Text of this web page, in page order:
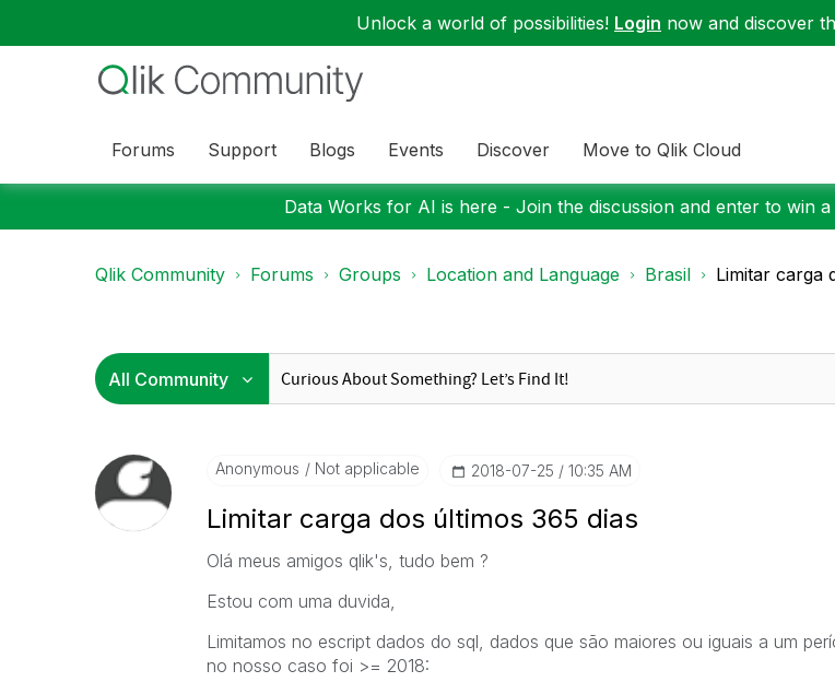
Unlock a world of possibilities! Login now and discover
Forums Support Blogs Events Discover Move to Qlik Cloud
Data Works for AI is here - Join the discussion and enter to win
Qlik Community Forums Groups Location and Language Brasil Limitar carga
Anonymous Not applicable ‎2018-07-25 10:35 AM
Limitar carga dos últimos 365 dias
Olá meus amigos qlik's, tudo bem ?
Estou com uma duvida,
Limitamos no escript dados do sql, dados que são maiores ou iguais a um
no nosso caso foi >= 2018: